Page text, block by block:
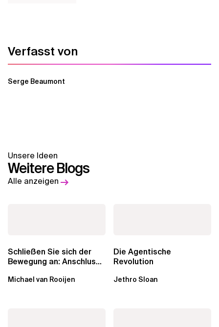
Verfasst von
Serge Beaumont
Unsere Ideen
Weitere Blogs
Alle anzeigen
Schließen Sie sich der
Bewegung an: Anschluss
Michael van Rooijen
Die Agentische
Revolution
Jethro Sloan